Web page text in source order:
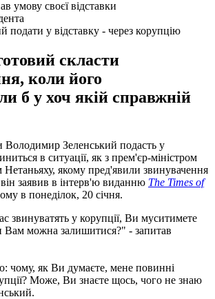
подати у відставку - через корупцію
скласти
коли його
б у хоч якій справжній
Володимир Зеленський подасть у
в ситуації, як з прем'єр-міністром
Нетаньяху, якому пред'явили звинувачення
заявив в інтерв'ю виданню The Times of
в понеділок, 20 січня.
звинуватять у корупції, Ви муситимете
Вам можна залишитися?" - запитав
чому, як Ви думаєте, мене повинні
Може, Ви знаєте щось, чого не знаю